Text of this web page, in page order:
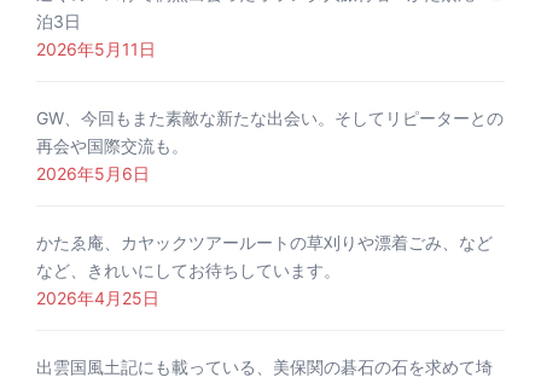
泊3日
2026年5月11日
GW、今回もまた素敵な新たな出会い。そしてリピーターとの
再会や国際交流も。
2026年5月6日
かたゑ庵、カヤックツアールートの草刈りや漂着ごみ、など
など、きれいにしてお待ちしています。
2026年4月25日
出雲国風土記にも載っている、美保関の碁石の石を求めて埼